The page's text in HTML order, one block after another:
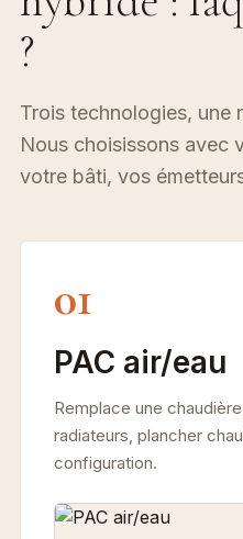
?
Trois technologies, une
Nous choisissons avec
votre bâti, vos
01
PAC air/eau
Remplace une
radiateurs, plancher
configuration.